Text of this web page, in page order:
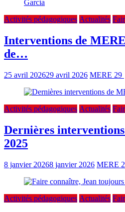
Activités pédagogiques Actualités
Interventions de
de…
25 avril 202629 avril 2026 MERE 29
Activités pédagogiques Actualités
Dernières
2025
8 janvier 20268 janvier 2026 MERE
Activités pédagogiques Actualités